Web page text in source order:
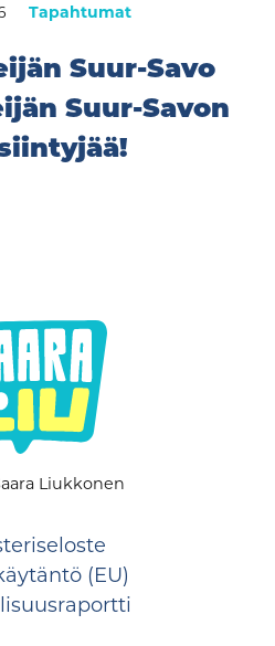
Tapahtumat
Suur-Savo
Suur-Savon
Liukkonen
(EU)